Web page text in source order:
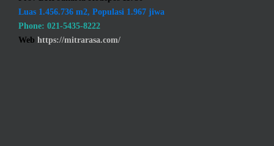
Luas 1.456.736 m2, Populasi 1.967 jiwa
Phone: 021-5435-8222
Web https://mitrarasa.com/